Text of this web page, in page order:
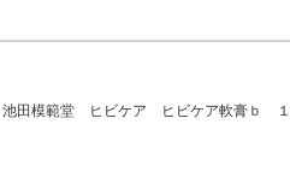
池田模範堂 ヒビケア ヒビケア軟膏ｂ １